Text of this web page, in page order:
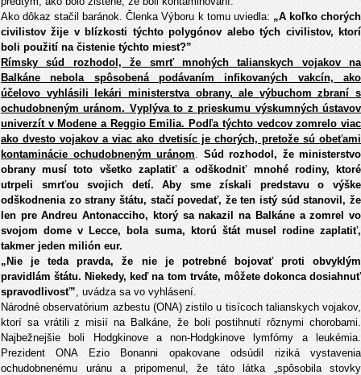
Ako dôkaz stačil baránok. Členka Výboru k tomu uviedla: „A koľko chorých
civilistov žije v blízkosti týchto polygónov alebo tých civilistov, ktorí
boli použití na čistenie týchto miest?”
Rímsky súd rozhodol, že smrť mnohých talianskych vojakov na
Balkáne nebola spôsobená podávaním infikovaných vakcín, ako
účelovo vyhlásili lekári ministerstva obrany, ale výbuchom zbraní s
ochudobneným uránom. Vyplýva to z prieskumu výskumných ústavov
univerzít v Modene a Reggio Emilia. Podľa týchto vedcov zomrelo viac
ako dvesto vojakov a viac ako dvetisíc je chorých, pretože sú obeťami
kontaminácie ochudobneným uránom. Súd rozhodol, že ministerstvo
obrany musí toto všetko zaplatiť a odškodniť mnohé rodiny, ktoré
utrpeli smrťou svojich detí. Aby sme získali predstavu o výške
odškodnenia zo strany štátu, stačí povedať, že ten istý súd stanovil, že
len pre Andreu Antonacciho, ktorý sa nakazil na Balkáne a zomrel vo
svojom dome v Lecce, bola suma, ktorú štát musel rodine zaplatiť,
takmer jeden milión eur.
„Nie je teda pravda, že nie je potrebné bojovať proti obvyklým
pravidlám štátu. Niekedy, keď na tom trváte, môžete dokonca dosiahnuť
spravodlivosť”, uvádza sa vo vyhlásení.
Národné observatórium azbestu (ONA) zistilo u tisícoch talianskych vojakov,
ktorí sa vrátili z misií na Balkáne, že boli postihnutí rôznymi chorobami.
Najbežnejšie boli Hodgkinove a non-Hodgkinove lymfómy a leukémia.
Prezident ONA Ezio Bonanni opakovane odsúdil riziká vystavenia
ochudobnenému uránu a pripomenul, že táto látka „spôsobila stovky